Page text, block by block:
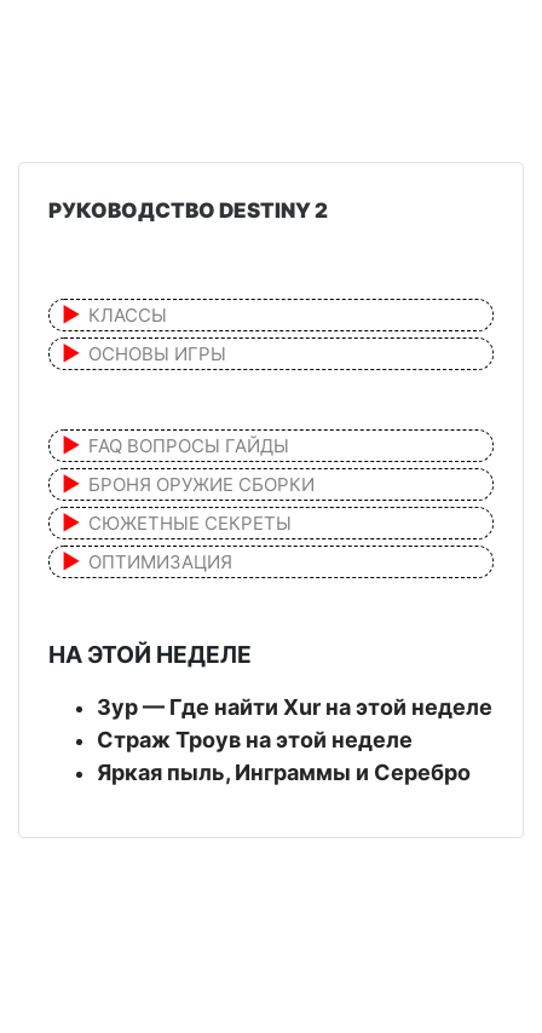
РУКОВОДСТВО DESTINY 2
КЛАССЫ
ОСНОВЫ ИГРЫ
FAQ ВОПРОСЫ ГАЙДЫ
БРОНЯ ОРУЖИЕ СБОРКИ
СЮЖЕТНЫЕ СЕКРЕТЫ
ОПТИМИЗАЦИЯ
НА ЭТОЙ НЕДЕЛЕ
Зур — Где найти Xur на этой неделе
Страж Троув на этой неделе
Яркая пыль, Инграммы и Серебро